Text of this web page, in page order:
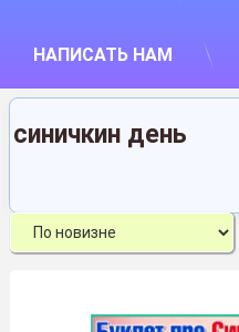
НАПИСАТЬ НАМ
синичкин день